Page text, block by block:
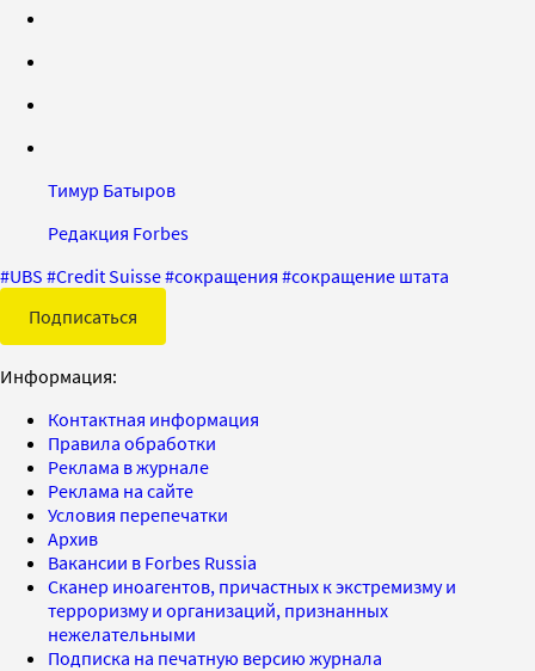
Тимур Батыров
Редакция Forbes
#UBS #Credit Suisse#сокращения #сокращение штата
Подписаться
Информация:
Контактная информация
Правила обработки
Реклама в журнале
Реклама на сайте
Условия перепечатки
Архив
Вакансии в Forbes Russia
Сканер иноагентов, причастных к экстремизму и
терроризму и организаций, признанных
нежелательными
Подписка на печатную версию журнала